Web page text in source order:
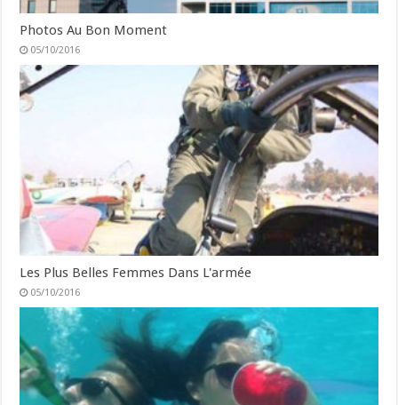
Photos Au Bon Moment
05/10/2016
Les Plus Belles Femmes Dans L'armée
05/10/2016